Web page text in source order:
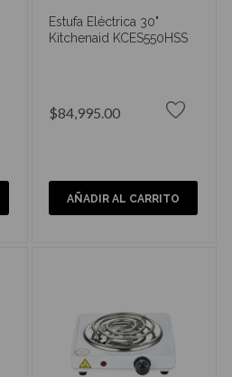
Estufa Eléctrica 30"
Kitchenaid KCES550HSS
$84,995.00
AÑADIR AL CARRITO